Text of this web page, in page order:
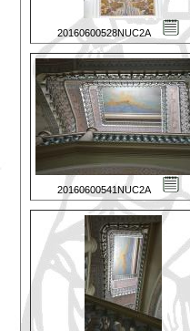
20160600528NUC2A
20160600541NUC2A